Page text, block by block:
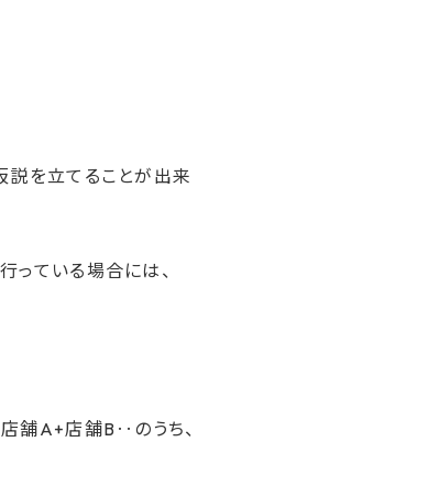
説を立てることが出来
っている場合には、
舗A+店舗B‥のうち、